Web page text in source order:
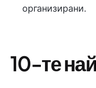
организирани.
10-те